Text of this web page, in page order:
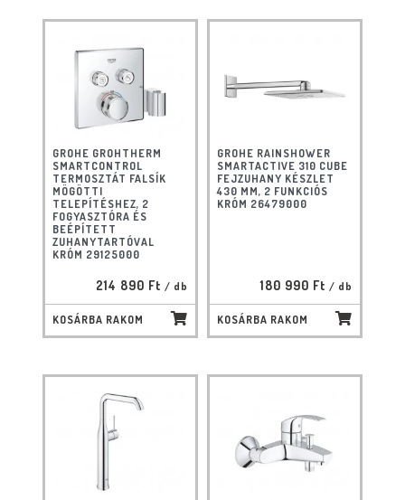
GROHE GROHTHERM
SMARTCONTROL
TERMOSZTÁT FALSÍK
MÖGÖTTI
TELEPÍTÉSHEZ, 2
FOGYASZTÓRA ÉS
BEÉPÍTETT
ZUHANYTARTÓVAL
KRÓM 29125000
214 890 Ft / db
KOSÁRBA RAKOM
GROHE RAINSHOWER
SMARTACTIVE 310 CUBE
FEJZUHANY KÉSZLET
430 MM, 2 FUNKCIÓS
KRÓM 26479000
180 990 Ft / db
KOSÁRBA RAKOM